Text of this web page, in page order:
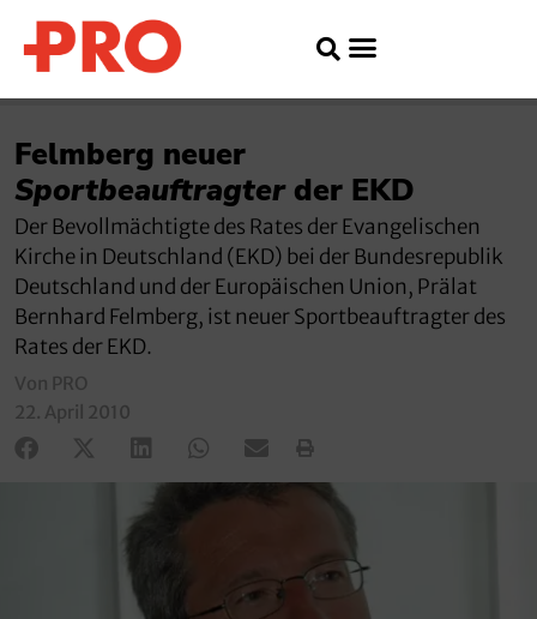
Felmberg neuer
Sportbeauftragterder EKD
Der Bevollmächtigte des Rates der Evangelischen
Kirche in Deutschland (EKD) bei der Bundesrepublik
Deutschland und der Europäischen Union, Prälat
Bernhard Felmberg, ist neuer Sportbeauftragter des
Rates der EKD.
Von PRO
22. April 2010